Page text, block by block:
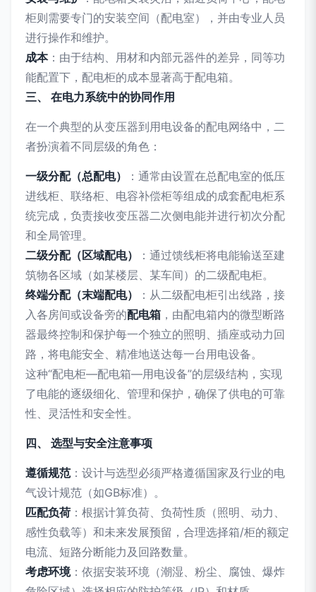
柜则需要专门的安装空间（配电室），并由专业人员
进行操作和维护。
成本：由于结构、用材和内部元器件的差异，同等功
能配置下，配电柜的成本显著高于配电箱。
三、 在电力系统中的协同作用
在一个典型的从变压器到用电设备的配电网络中，二
者扮演着不同层级的角色：
一级分配（总配电）
：通常由设置在总配电室的低压
进线柜、联络柜、电容补偿柜等组成的成套配电柜系
统完成，负责接收变压器二次侧电能并进行初次分配
和全局管理。
二级分配（区域配电）
：通过馈线柜将电能输送至建
筑物各区域（如某楼层、某车间）的二级配电柜。
终端分配（末端配电）
：从二级配电柜引出线路，接
入各房间或设备旁的配电箱 ，由配电箱内的微型断路
器最终控制和保护每一个独立的照明、插座或动力回
路，将电能安全、精准地送达每一台用电设备。
这种“配电柜—配电箱—用电设备”的层级结构，实现
了电能的逐级细化、管理和保护，确保了供电的可靠
性、灵活性和安全性。
四、 选型与安全注意事项
遵循规范：设计与选型必须严格遵循国家及行业的电
气设计规范（如GB标准）。
匹配负荷 ：根据计算负荷、负荷性质（照明、动力、
感性负载等）和未来发展预留，合理选择箱/柜的额定
电流、短路分断能力及回路数量。
考虑环境：依据安装环境（潮湿、粉尘、腐蚀、爆炸